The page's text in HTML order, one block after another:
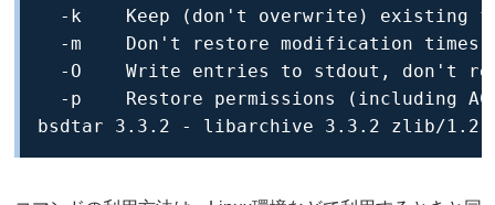
-k    Keep (don't overwrite) existing
  -m    Don't restore modification times
-O    Write entries to stdout, don't
-p    Restore permissions (including
bsdtar 3.3.2 - libarchive 3.3.2 zlib/